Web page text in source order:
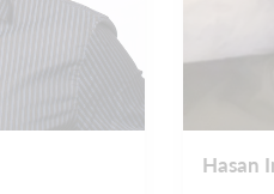
Hasan